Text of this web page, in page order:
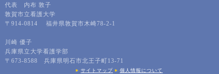
代表 内布 敦子
敦賀市立看護大学
〒914-0814 福井県敦賀市木崎78-2-1
川崎 優子
兵庫県立大学看護学部
〒673-8588 兵庫県明石市北王子町13-71
サイトマップ 個人情報について